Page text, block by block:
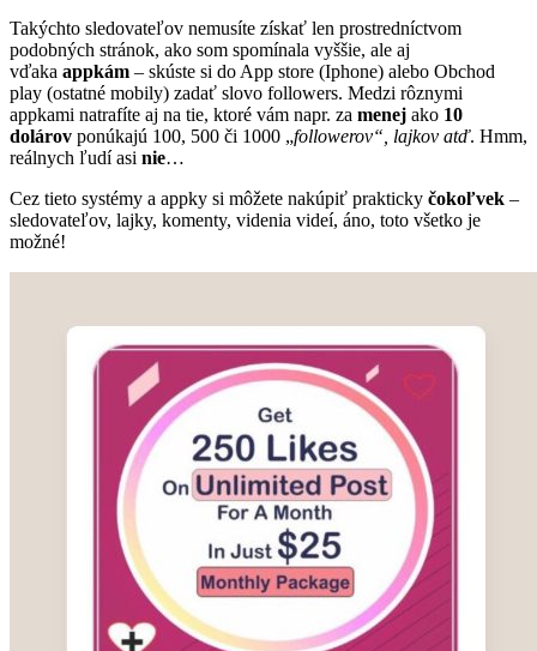
Takýchto sledovateľov nemusíte získať len prostredníctvom
podobných stránok, ako som spomínala vyššie, ale aj
vďaka appkám – skúste si do App store (Iphone) alebo Obchod
play (ostatné mobily) zadať slovo followers. Medzi rôznymi
appkami natrafíte aj na tie, ktoré vám napr. za menej ako 10
dolárov ponúkajú 100, 500 či 1000 „followerov“, lajkov atď. Hmm,
reálnych ľudí asi nie…
Cez tieto systémy a appky si môžete nakúpiť prakticky čokoľvek –
sledovateľov, lajky, komenty, videnia videí, áno, toto všetko je
možné!